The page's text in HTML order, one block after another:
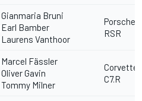
Gianmaria Bruni
Earl Bamber
Laurens Vanthoor
Porsche
RSR
Marcel Fässler
Oliver Gavin
Tommy Milner
Corvette
C7.R